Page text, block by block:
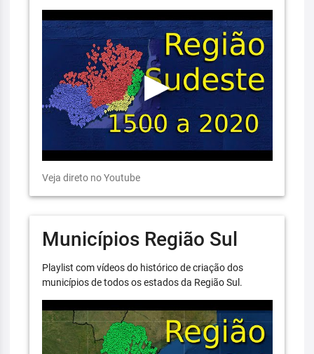
Veja direto no Youtube
Municípios Região Sul
Playlist com vídeos do histórico de criação dos
municípios de todos os estados da Região Sul.